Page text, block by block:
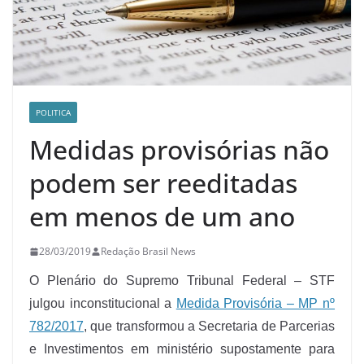
POLITICA
Medidas provisórias não
podem ser reeditadas
em menos de um ano
28/03/2019 Redação Brasil News
O Plenário do Supremo Tribunal Federal – STF
julgou inconstitucional a Medida Provisória – MP nº
782/2017, que transformou a Secretaria de Parcerias
e Investimentos em ministério supostamente para